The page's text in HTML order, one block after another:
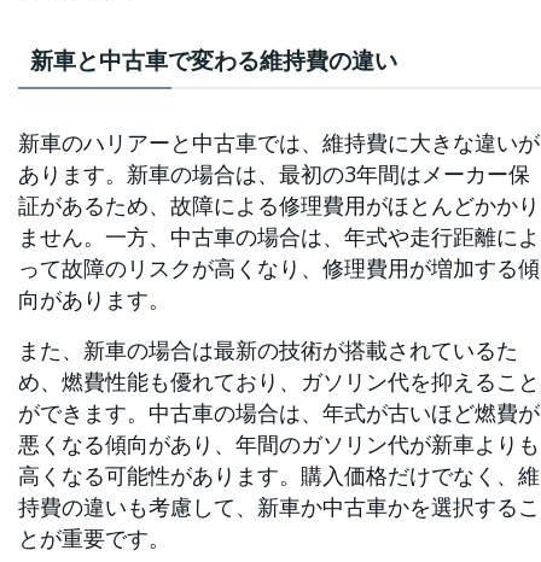
新車と中古車で変わる維持費の違い
新車のハリアーと中古車では、維持費に大きな違いが
あります。新車の場合は、最初の3年間はメーカー保
証があるため、故障による修理費用がほとんどかかり
ません。一方、中古車の場合は、年式や走行距離によ
って故障のリスクが高くなり、修理費用が増加する傾
向があります。
また、新車の場合は最新の技術が搭載されているた
め、燃費性能も優れており、ガソリン代を抑えること
ができます。中古車の場合は、年式が古いほど燃費が
悪くなる傾向があり、年間のガソリン代が新車よりも
高くなる可能性があります。購入価格だけでなく、維
持費の違いも考慮して、新車か中古車かを選択するこ
とが重要です。